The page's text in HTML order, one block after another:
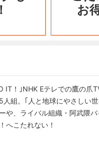
お
IT！｣NHK Eテレでの鷹の
人組。｢人と地球にやさしい
や、ライバル組織・阿武隈
へこたれない！